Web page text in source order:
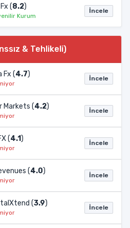
(8.2)
Kurum
İncele
& Tehlikeli)
Fx (4.7) İncele
Markets (4.2) İncele
(4.1) İncele
(4.0) İncele
(3.9) İncele